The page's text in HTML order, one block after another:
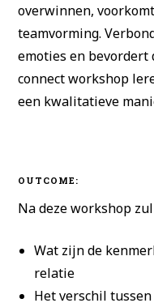
overwinnen,
teamvorming.
emoties en
connect workshop
een kwalitatieve
OUTCOME:
Na deze workshop
Wat zijn de
relatie
Het verschil